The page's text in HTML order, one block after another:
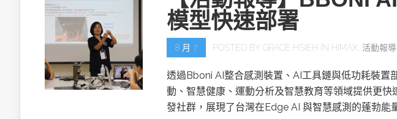
模型快速部署
8 月 7 POSTED BY GRACE HSIEH IN HIMAX 活動報導
透過Bboni AI整合感測裝置、AI工具鏈與低功耗裝置
動、智慧健康、運動分析及智慧教育等領域提供更
發社群，展現了台灣在Edge AI 與智慧感測的蓬勃能